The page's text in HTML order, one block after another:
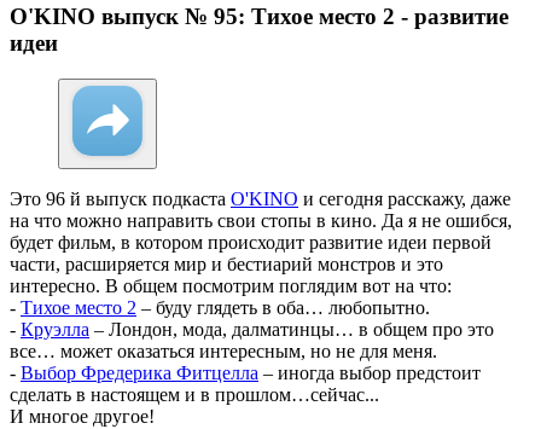
O'KINO выпуск № 95: Тихое место 2 - развитие
идеи
Это 96 й выпуск подкаста O'KINO и сегодня расскажу, даже
на что можно направить свои стопы в кино. Да я не ошибся,
будет фильм, в котором происходит развитие идеи первой
части, расширяется мир и бестиарий монстров и это
интересно. В общем посмотрим поглядим вот на что:
- Тихое место 2 – буду глядеть в оба… любопытно.
- Круэлла – Лондон, мода, далматинцы… в общем про это
все… может оказаться интересным, но не для меня.
- Выбор Фредерика Фитцелла – иногда выбор предстоит
сделать в настоящем и в прошлом…сейчас...
И многое другое!